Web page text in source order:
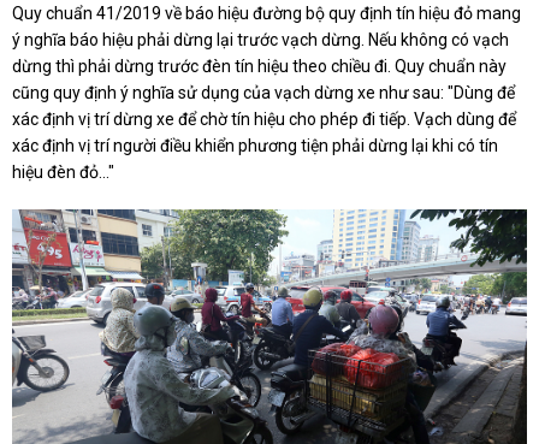
Quy chuẩn 41/2019 về báo hiệu đường bộ quy định tín hiệu đỏ mang
ý nghĩa báo hiệu phải dừng lại trước vạch dừng. Nếu không có vạch
dừng thì phải dừng trước đèn tín hiệu theo chiều đi. Quy chuẩn này
cũng quy định ý nghĩa sử dụng của vạch dừng xe như sau: "Dùng để
xác định vị trí dừng xe để chờ tín hiệu cho phép đi tiếp. Vạch dùng để
xác định vị trí người điều khiển phương tiện phải dừng lại khi có tín
hiệu đèn đỏ..."